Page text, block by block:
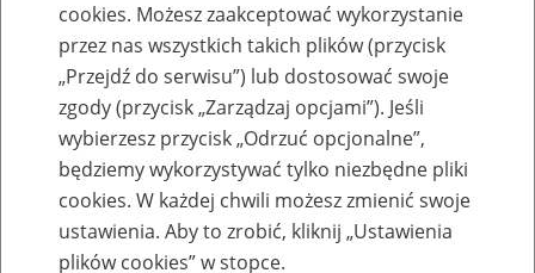
Emerytury
Baza zlikwidowanych lub
przekształconych zakładów pracy
cookies. Możesz zaakceptować wykorzystanie
przez nas wszystkich takich plików (przycisk
„Przejdź do serwisu”) lub dostosować swoje
zgody (przycisk „Zarządzaj opcjami”). Jeśli
wybierzesz przycisk „Odrzuć opcjonalne”,
będziemy wykorzystywać tylko niezbędne pliki
cookies. W każdej chwili możesz zmienić swoje
ustawienia. Aby to zrobić, kliknij „Ustawienia
plików cookies” w stopce.